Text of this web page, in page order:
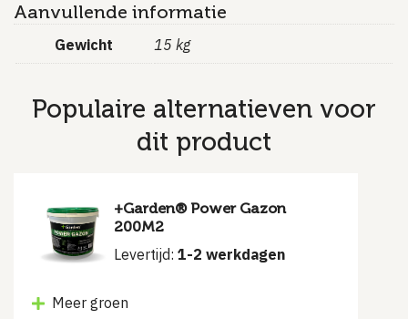
Aanvullende informatie
Gewicht 15 kg
Populaire alternatieven voor
dit product
+Garden® Power Gazon
200M2
Levertijd: 1-2 werkdagen
Meer groen